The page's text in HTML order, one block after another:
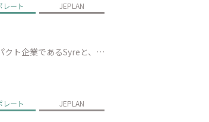
レート JEPLAN
株式会社JEPLAN（代表取締役 執行役員社長：髙尾 正樹、以下「JEPLAN」）は、スウェーデンに本社を置くテキスタイル・インパクト企業であるSyreと、繊維to繊維リサイクルの実現に向けた戦略的提携を締結（以下、「本提携」）したことを発表します。 本提携を通じて、Syreが有するグローバルな事業構想力・技術統合力と…
レート JEPLAN